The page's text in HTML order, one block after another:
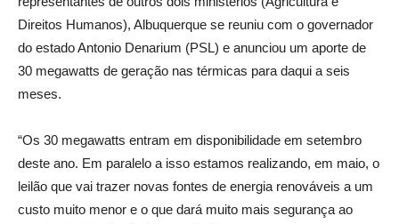
Direitos Humanos), Albuquerque se reuniu com o governador
do estado Antonio Denarium (PSL) e anunciou um aporte de
30 megawatts de geração nas térmicas para daqui a seis
meses.
“Os 30 megawatts entram em disponibilidade em setembro
deste ano. Em paralelo a isso estamos realizando, em maio, o
leilão que vai trazer novas fontes de energia renováveis a um
custo muito menor e o que dará muito mais segurança ao